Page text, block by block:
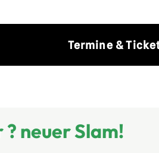
Termine &
? neuer Slam!